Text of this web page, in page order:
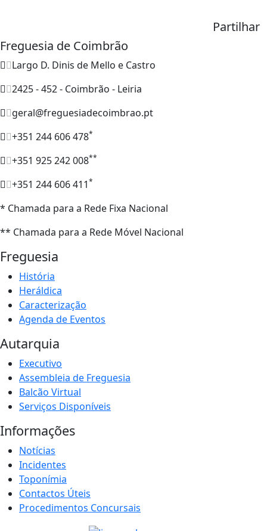
Partilhar
Freguesia de Coimbrão
Largo D. Dinis de Mello e Castro
2425 - 452 - Coimbrão - Leiria
geral@freguesiadecoimbrao.pt
+351 244 606 478*
+351 925 242 008**
+351 244 606 411*
* Chamada para a Rede Fixa Nacional
** Chamada para a Rede Móvel Nacional
Freguesia
História
Heráldica
Caracterização
Agenda de Eventos
Autarquia
Executivo
Assembleia de Freguesia
Balcão Virtual
Serviços Disponíveis
Informações
Notícias
Incidentes
Toponímia
Contactos Úteis
Procedimentos Concursais